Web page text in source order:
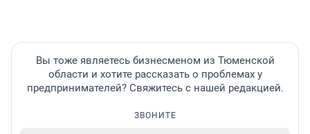
Вы тоже являетесь бизнесменом из Тюменской
области и хотите рассказать о проблемах у
предпринимателей? Свяжитесь с нашей редакцией.
ЗВОНИТЕ